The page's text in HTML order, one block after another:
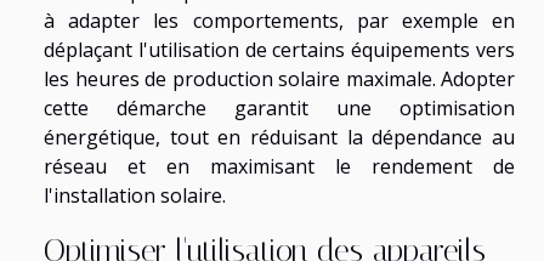
à adapter les comportements, par exemple en
déplaçant l'utilisation de certains équipements vers
les heures de production solaire maximale. Adopter
cette démarche garantit une optimisation
énergétique, tout en réduisant la dépendance au
réseau et en maximisant le rendement de
l'installation solaire.
Optimiser l'utilisation des appareils